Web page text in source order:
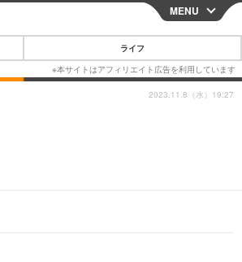
CLOSE
MENU
ライフ
2023.11.8（水）19:27